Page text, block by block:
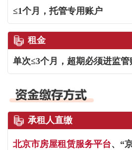
≤1个月，托管专用账户
租金
单次≤3个月，超期必须进监管
承租人直缴
北京市房屋租赁服务平台、“